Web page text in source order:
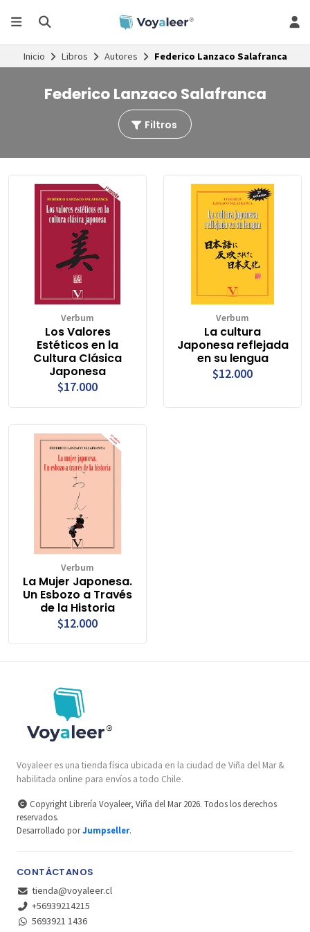
Inicio Libros Autores Federico Lanzaco Salafranca
Federico Lanzaco Salafranca
Filtros
Verbum
Los Valores
Estéticos en la
Cultura Clásica
Japonesa
$17.000
Verbum
La cultura
Japonesa reflejada
en su lengua
$12.000
Verbum
La Mujer Japonesa.
Un Esbozo a Través
de la Historia
$12.000
Voyaleer es una tienda física ubicada en la ciudad de Viña del Mar &
habilitada online para envíos a todo Chile.
Copyright Librería Voyaleer, Viña del Mar 2026. Todos los derechos
reservados.
Desarrollado porJumpseller.
CONTÁCTANOS
tienda@voyaleer.cl
+56939214215
5693921 1436